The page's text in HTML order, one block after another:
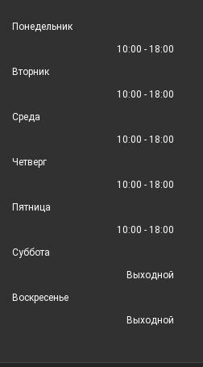
Понедельник
10:00 - 18:00
Вторник
10:00 - 18:00
Среда
10:00 - 18:00
Четверг
10:00 - 18:00
Пятница
10:00 - 18:00
Суббота
Выходной
Воскресенье
Выходной